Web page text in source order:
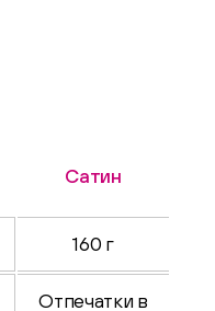
Сатин
160 г
Отпечатки в